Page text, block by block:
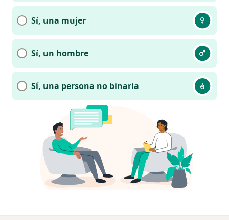
Sí, una mujer
Sí, un hombre
Sí, una persona no binaria